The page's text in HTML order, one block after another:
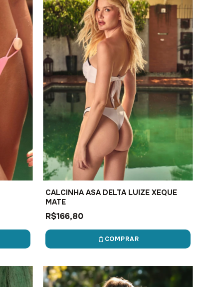
CALCINHA ASA DELTA LUIZE XEQUE
MATE
R$166,80
COMPRAR